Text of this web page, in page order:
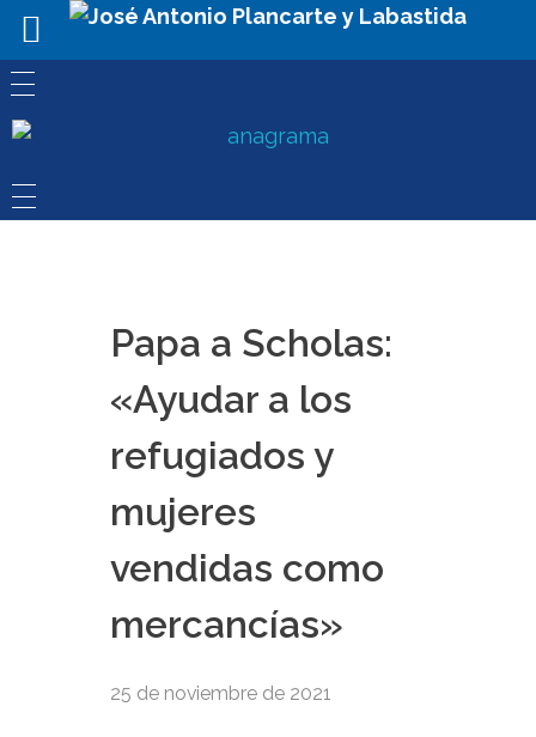
Papa a Scholas:
«Ayudar a los
refugiados y
mujeres
vendidas como
mercancías»
25 de noviembre de 2021